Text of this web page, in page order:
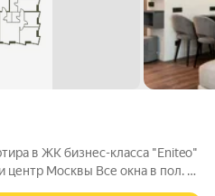
в ЖК бизнес-класса "Eniteo"
Москвы Все окна в пол. В